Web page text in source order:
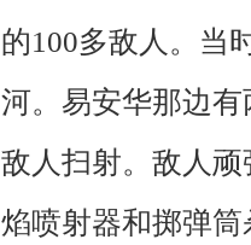
的100多敌人。当
河。易安华那边
敌人扫射。敌人
焰喷射器和掷弹